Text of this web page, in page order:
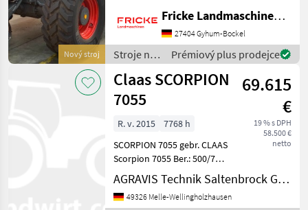
Nový stroj
Automatikfunktion, LED-
Arbeitsbeleuchtung,
Druckentlastung Front,
Langsamfahreinrichtung
und Handgas, Fa
Fricke Landmaschinen GmbH
27404 Gyhum-Bockel
Stroje na
stavbu /
Claas
Prémiový plus prodejce
Claas SCORPION
7055
69.615
€
19 % s DPH
58.500 €
netto
R. v. 2015
7768 h
SCORPION 7055 gebr. CLAAS
Scorpion 7055 Ber.: 500/700
R24 Zentralschmieranlage
Luftsitz
Langsamfahreinrichtung
AGRAVIS Technik Saltenbrock GmbH
49326 Melle-Wellingholzhausen